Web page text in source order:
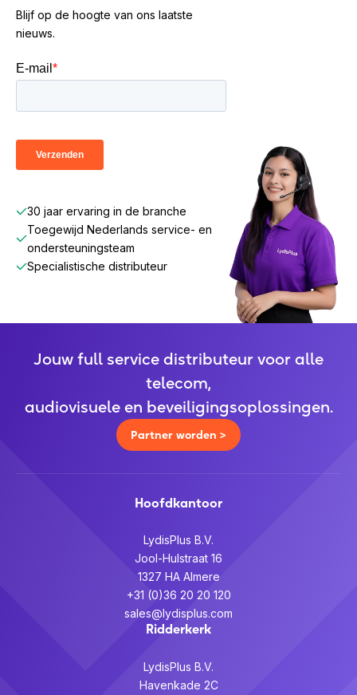
Blijf op de hoogte van ons laatste
nieuws.
30 jaar ervaring in de branche
Toegewijd Nederlands service- en
ondersteuningsteam
Specialistische distributeur
Jouw full service distributeur voor alle
telecom,
audiovisuele en beveiligingsoplossingen.
Partner worden >
Hoofdkantoor
LydisPlus B.V.
Jool-Hulstraat 16
1327 HA Almere
+31 (0)36 20 20 120
sales@lydisplus.com
Ridderkerk
LydisPlus B.V.
Havenkade 2C